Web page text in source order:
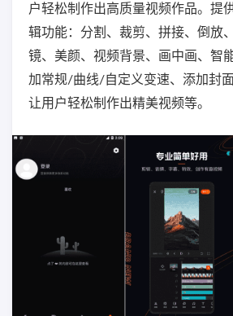
户轻松制作出高质量视频作品。提
辑功能：分割、裁剪、拼接、倒放
镜、美颜、视频背景、画中画、智
加常规/曲线/自定义变速、添加封面
让用户轻松制作出精美视频等。